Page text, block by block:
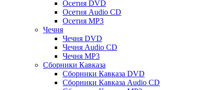
Осетия DVD
Осетия Audio CD
Осетия MP3
Чечня
Чечня DVD
Чечня Audio CD
Чечня MP3
Сборники Кавказа
Сборники Кавказа DVD
Сборники Кавказа Audio CD